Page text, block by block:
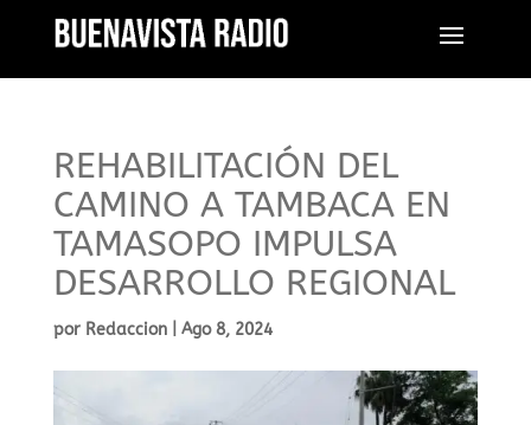
REHABILITACIÓN DEL
CAMINO A TAMBACA EN
TAMASOPO IMPULSA
DESARROLLO REGIONAL
por Redaccion| Ago 8, 2024